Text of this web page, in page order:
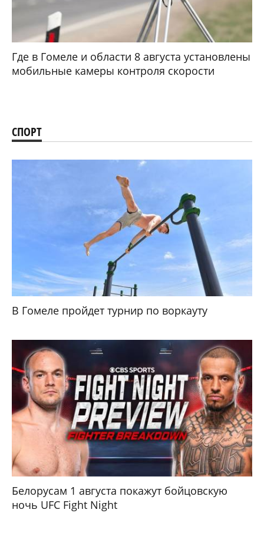
Где в Гомеле и области 8 августа установлены
мобильные камеры контроля скорости
СПОРТ
В Гомеле пройдет турнир по воркауту
Белорусам 1 августа покажут бойцовскую
ночь UFC Fight Night